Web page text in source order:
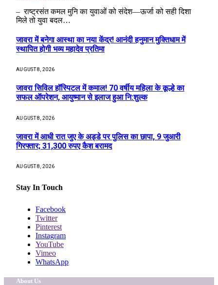
– राष्ट्रसंत कमल मुनि का युवाओं को संदेश—ऊर्जा को सही दिशा
मिले तो युवा बदल…
जावरा में बनेगा आस्था का नया केंद्र! आनंदी हनुमान मुक्तिधाम में
स्थापित होगी भव्य महादेव प्रतिमा
AUGUST 8, 2026
जावरा सिविल हॉस्पिटल में कमाल! 70 वर्षीय महिला के कूल्हे का
सफल ऑपरेशन, आयुष्मान से इलाज हुआ नि:शुल्क
AUGUST 8, 2026
जावरा में आधी रात जुए के अड्डे पर पुलिस का छापा, 9 जुआरी
गिरफ्तार; 31,300 रुपए कैश बरामद
AUGUST 8, 2026
Stay In Touch
Facebook
Twitter
Pinterest
Instagram
YouTube
Vimeo
WhatsApp
About Us